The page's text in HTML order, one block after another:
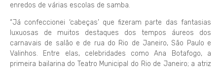
enredos de várias escolas de samba.
“Já confeccionei ‘cabeças’ que fizeram parte das fantasias
luxuosas de muitos destaques dos tempos áureos dos
carnavais de salão e de rua do Rio de Janeiro, São Paulo e
Valinhos. Entre elas, celebridades como Ana Botafogo, a
primeira bailarina do Teatro Municipal do Rio de Janeiro; a atriz